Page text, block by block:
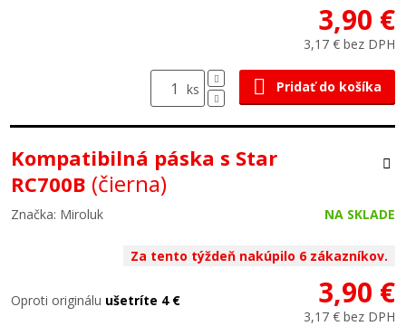
3,90 €
3,17 € bez DPH
ks Pridať do košíka
Kompatibilná páska s Star
RC700B (čierna)
Značka: Miroluk NA SKLADE
Za tento týždeň nakúpilo 6 zákazníkov.
Oproti originálu ušetríte 4 € 3,90 €
3,17 € bez DPH